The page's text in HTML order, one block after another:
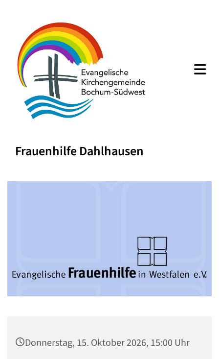
Frauenhilfe Dahlhausen
Donnerstag, 15. Oktober 2026, 15:00 Uhr